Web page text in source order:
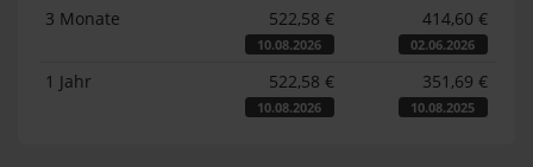
3 Monate 522,58 €
10.08.2026
414,60 €
02.06.2026
1 Jahr 522,58 €
10.08.2026
351,69 €
10.08.2025